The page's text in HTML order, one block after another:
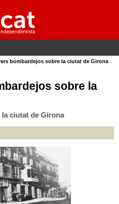
bombardejos sobre la ciutat de Girona
sobre la
ciutat de Girona